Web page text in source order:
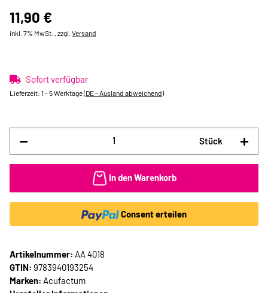
11,90 €
inkl. 7% MwSt. , zzgl. Versand
Sofort verfügbar
Lieferzeit: 1 - 5 Werktage(DE - Ausland abweichend)
Stück
In den Warenkorb
Consent erteilen
Artikelnummer: AA 4018
GTIN: 9783940193254
Marken: Acufactum